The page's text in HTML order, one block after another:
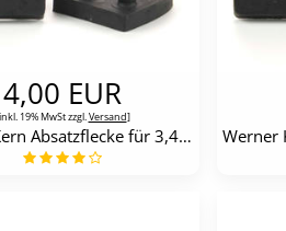
4,00 EUR
19% MwSt zzgl. Versand]
Werner Kern Absatzflecke für 3,4 cm-Absätze